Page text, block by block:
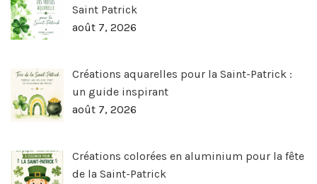
Saint Patrick
août 7, 2026
Créations aquarelles pour la Saint-Patrick :
un guide inspirant
août 7, 2026
Créations colorées en aluminium pour la fête
de la Saint-Patrick